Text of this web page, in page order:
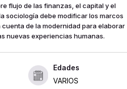
flujo de las finanzas, el capital y el
sociología debe modificar los marcos
de la modernidad para elaborar
nuevas experiencias humanas.
Edades
VARIOS